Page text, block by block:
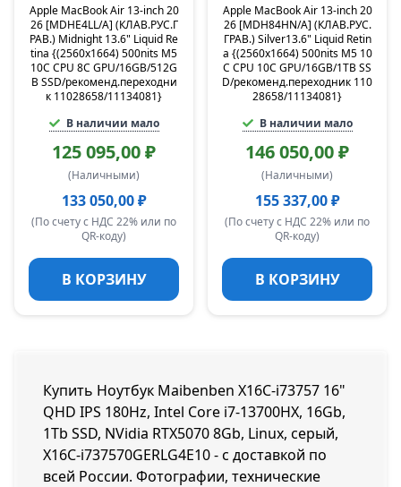
Apple MacBook Air 13-inch 20
26 [MDHE4LL/A] (КЛАВ.РУС.Г
РАВ.) Midnight 13.6" Liquid Re
tina {(2560x1664) 500nits M5
10C CPU 8C GPU/16GB/512G
B SSD/рекоменд.переходни
к 11028658/11134081}
В наличии мало
125 095,00 ₽
(Наличными)
133 050,00 ₽
(По счету с НДС 22% или по
QR-коду)
В КОРЗИНУ
Apple MacBook Air 13-inch 20
26 [MDH84HN/A] (КЛАВ.РУС.
ГРАВ.) Silver13.6" Liquid Retin
a {(2560x1664) 500nits M5 10
C CPU 10C GPU/16GB/1TB SS
D/рекоменд.переходник 110
28658/11134081}
В наличии мало
146 050,00 ₽
(Наличными)
155 337,00 ₽
(По счету с НДС 22% или по
QR-коду)
В КОРЗИНУ
Купить Ноутбук Maibenben X16C-i73757 16"
QHD IPS 180Hz, Intel Core i7-13700HX, 16Gb,
1Tb SSD, NVidia RTX5070 8Gb, Linux, серый,
X16C-i737570GERLG4E10 - с доставкой по
всей России. Фотографии, технические